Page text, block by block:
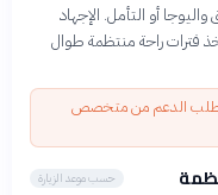
أو التأمل. الإجهاد
فترات راحة منتظمة طوال
اطلب الدعم من متخصص
حسب موعد الزيارة